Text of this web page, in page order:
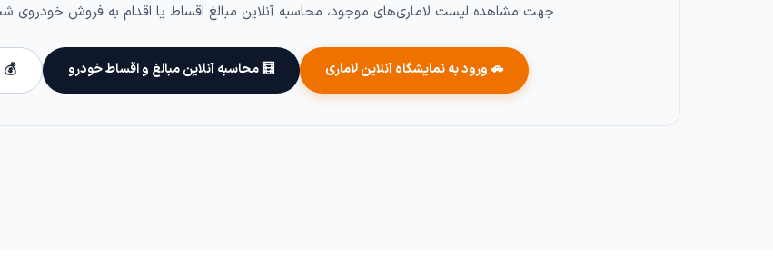
جهت مشاهده لیست لاماری‌های موجود، محاسبه آنلاین مبالغ اقساط یا اقدام به فروش خودروی
🚗 ورود به نمایشگاه آنلاین لاماری 🧮 محاسبه آنلاین مبالغ و اقساط خودرو 💰